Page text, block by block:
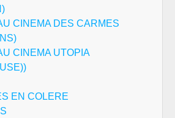
CINEMA DES CARMES
CINEMA UTOPIA
EN COLERE